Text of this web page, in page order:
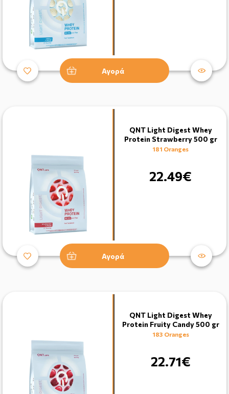
Αγορά
QNT Light Digest Whey
Protein Strawberry 500 gr
181 Oranges
22.49€
Αγορά
QNT Light Digest Whey
Protein Fruity Candy 500 gr
183 Oranges
22.71€